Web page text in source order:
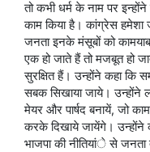
तो कभी धर्म के नाम पर
काम किया है। कांग्रेस
जनता इनके मंसूबों को
एक हो जाते हैं तो मजबूत हो
सुरक्षित हैं। उन्होंने कहा कि
सबक सिखाया जाये। उन्होंने
मेयर और पार्षद बनायें, जो
करके दिखाये जायेंगे। उन्होंने
भाजपा की नीतियांे से